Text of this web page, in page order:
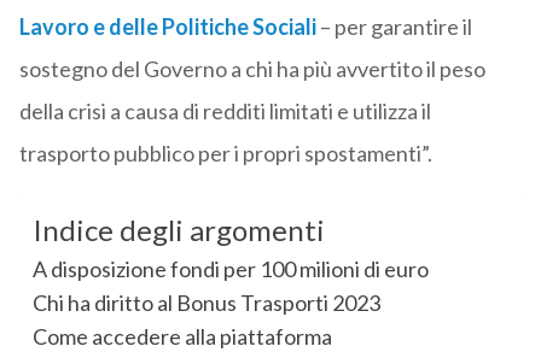
Lavoro e delle Politiche Sociali– per garantire il
sostegno del Governo a chi ha più avvertito il peso
della crisi a causa di redditi limitati e utilizza il
trasporto pubblico per i propri spostamenti”.
Indice degli argomenti
A disposizione fondi per 100 milioni di euro
Chi ha diritto al Bonus Trasporti 2023
Come accedere alla piattaforma